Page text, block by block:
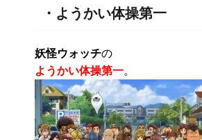
・ようかい体操第一
妖怪ウォッチの
ようかい体操第一。